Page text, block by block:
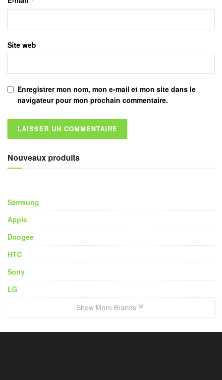
Site web
Enregistrer mon nom, mon e-mail et mon site dans le
navigateur pour mon prochain commentaire.
Nouveaux produits
Samsung
Apple
Doogee
HTC
Sony
LG
Show More Brands